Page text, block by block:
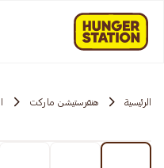
الرئيسية هنقرستيشن ماركت